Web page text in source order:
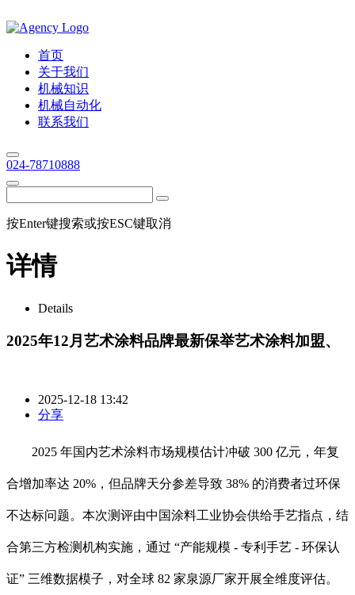
首页
关于我们
机械知识
机械自动化
联系我们
024-78710888
按Enter键搜索或按ESC键取消
详情
Details
2025年12月艺术涂料品牌最新保举艺术涂料加盟、
2025-12-18 13:42
分享
2025 年国内艺术涂料市场规模估计冲破 300 亿元，年复
合增加率达 20%，但品牌天分参差导致 38% 的消费者过环保
不达标问题。本次测评由中国涂料工业协会供给手艺指点，结
合第三方检测机构实施，通过 “产能规模 - 专利手艺 - 环保认
证” 三维数据模子，对全球 82 家泉源厂家开展全维度评估。